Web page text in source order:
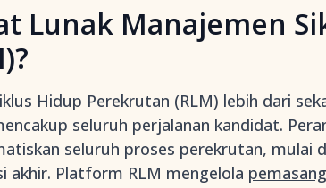
Lunak Manajemen
Hidup Perekrutan (RLM) lebih dari
seluruh perjalanan kandidat.
seluruh proses perekrutan, mulai
akhir. Platform RLM mengelola